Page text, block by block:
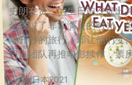
史朗在贤二的生日前夕提出
然度过了非常满足的时光，
场开心的旅行，却让他们
日剧团队再推电影续作，票
2h日本2021